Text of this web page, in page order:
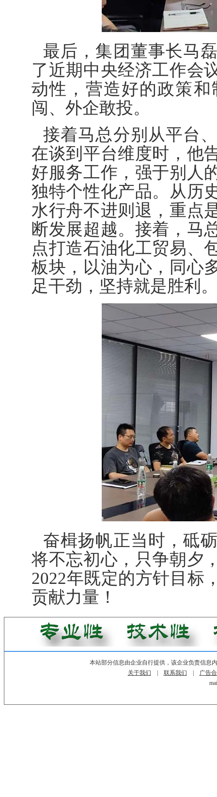
最后，集团董事长马
了近期中央经济工作会
动性，营造好的政策
闯、外企敢投。
接着马总分别从平台
在谈到平台维度时，他
好服务工作，强于别人
独特个性化产品。从历
水行舟不进则退，重点
断发展超越。接着，马
点打造石油化工贸易、
板块，以油为心，同心
足干劲，坚持就是胜利
奋楫扬帆正当时，砥
将不忘初心，只争朝夕
2022年既定的方针目标
贡献力量！
本站部分信息由企业自行提供，该企业负责信息
关于我们
联系我们
广告